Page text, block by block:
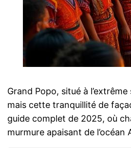
Grand Popo, situé à
mais cette tranquillité de
guide complet de 2025, où
murmure apaisant de l’océan